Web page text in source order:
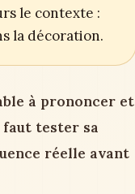
le contexte :
la décoration.
à prononcer et
tester sa
réelle avant